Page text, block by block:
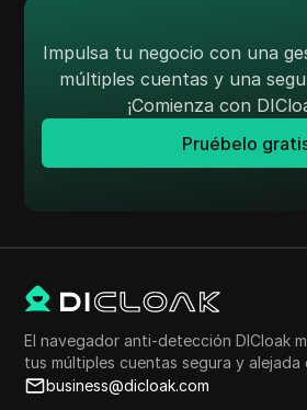
Impulsa tu negocio con una
múltiples cuentas y una
¡Comienza con
Pruébelo
El navegador anti-detección DICloak
tus múltiples cuentas segura y alejada
business@dicloak.com